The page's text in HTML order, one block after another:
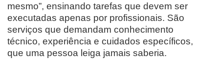
mesmo”, ensinando tarefas que devem ser
executadas apenas por profissionais. São
serviços que demandam conhecimento
técnico, experiência e cuidados específicos,
que uma pessoa leiga jamais saberia.